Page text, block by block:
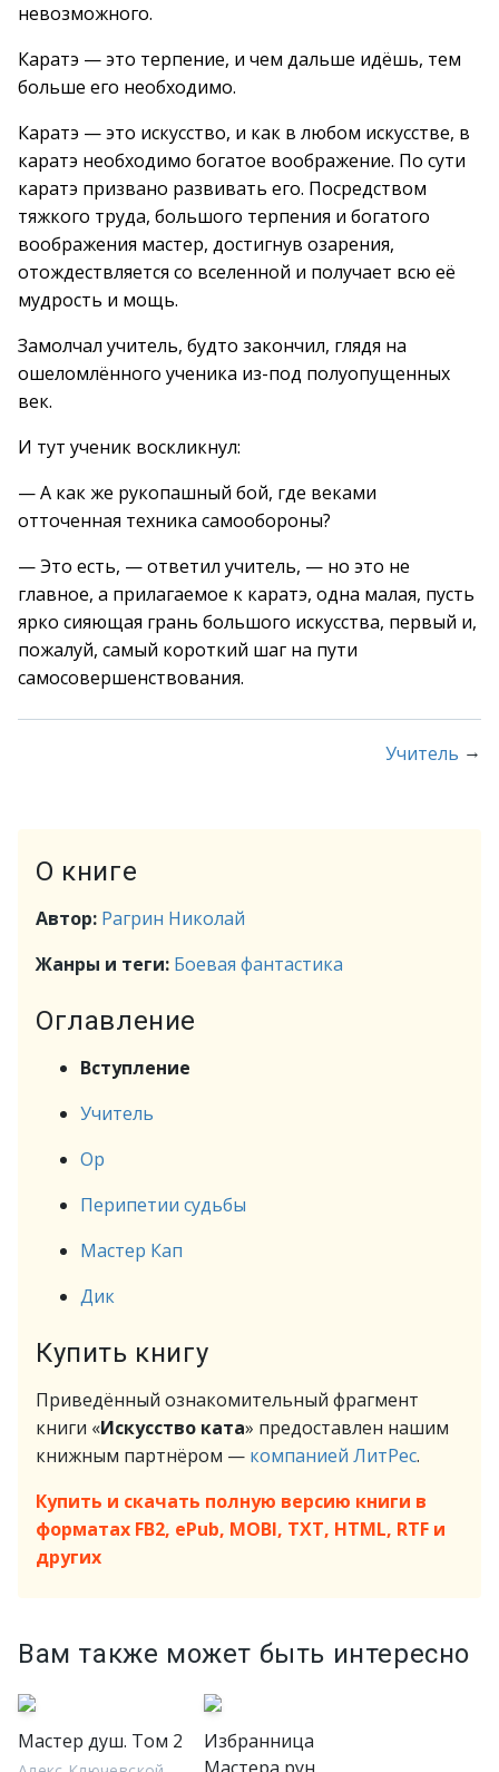
невозможного.
Каратэ — это терпение, и чем дальше идёшь, тем
больше его необходимо.
Каратэ — это искусство, и как в любом искусстве, в
каратэ необходимо богатое воображение. По сути
каратэ призвано развивать его. Посредством
тяжкого труда, большого терпения и богатого
воображения мастер, достигнув озарения,
отождествляется со вселенной и получает всю её
мудрость и мощь.
Замолчал учитель, будто закончил, глядя на
ошеломлённого ученика из-под полуопущенных
век.
И тут ученик воскликнул:
— А как же рукопашный бой, где веками
отточенная техника самообороны?
— Это есть, — ответил учитель, — но это не
главное, а прилагаемое к каратэ, одна малая, пусть
ярко сияющая грань большого искусства, первый и,
пожалуй, самый короткий шаг на пути
самосовершенствования.
Учитель →
О книге
Автор: Рагрин Николай
Жанры и теги: Боевая фантастика
Оглавление
Вступление
Учитель
Ор
Перипетии судьбы
Мастер Кап
Дик
Купить книгу
Приведённый ознакомительный фрагмент
книги «Искусство ката» предоставлен нашим
книжным партнёром — компанией ЛитРес.
Купить и скачать полную версию книги в
форматах FB2, ePub, MOBI, TXT, HTML, RTF и
других
Вам также может быть интересно
Мастер душ. Том 2
Избранница